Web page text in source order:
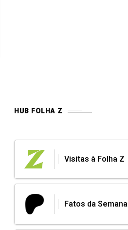
HUB FOLHA Z
Visitas à Folha Z
Fatos da Semana